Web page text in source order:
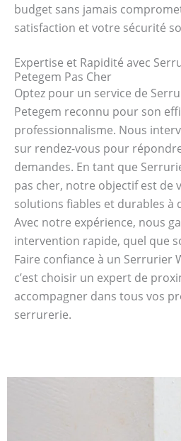
budget sans jamais
satisfaction et votre sécurité
Expertise et Rapidité avec
Petegem Pas Cher
Optez pour un service de
Petegem reconnu pour son
professionnalisme. Nous
sur rendez-vous pour
demandes. En tant que
pas cher, notre objectif est de
solutions fiables et durables à
Avec notre expérience, nous
intervention rapide, quel que
Faire confiance à un Serrurier
c’est choisir un expert de
accompagner dans tous vos
serrurerie.